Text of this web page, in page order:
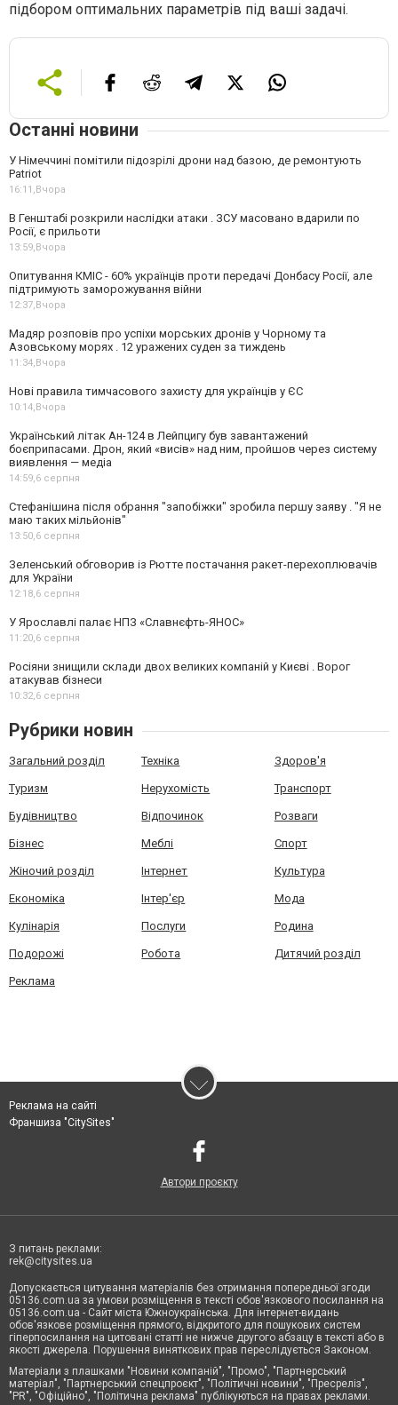
підбором оптимальних параметрів під ваші задачі.
Останні новини
У Німеччині помітили підозрілі дрони над базою, де ремонтують
Patriot
16:11, Вчора
В Генштабі розкрили наслідки атаки . ЗСУ масовано вдарили по
Росії, є прильоти
13:59, Вчора
Опитування КМІС - 60% українців проти передачі Донбасу Росії, але
підтримують заморожування війни
12:37, Вчора
Мадяр розповів про успіхи морських дронів у Чорному та
Азовському морях . 12 уражених суден за тиждень
11:34, Вчора
Нові правила тимчасового захисту для українців у ЄС
10:14, Вчора
Український літак Ан-124 в Лейпцигу був завантажений
боєприпасами. Дрон, який «висів» над ним, пройшов через систему
виявлення — медіа
14:59,6 серпня
Стефанішина після обрання "запобіжки" зробила першу заяву . "Я не
маю таких мільйонів"
13:50,6 серпня
Зеленський обговорив із Рютте постачання ракет-перехоплювачів
для України
12:18,6 серпня
У Ярославлі палає НПЗ «Славнєфть-ЯНОС»
11:20,6 серпня
Росіяни знищили склади двох великих компаній у Києві . Ворог
атакував бізнеси
10:32,6 серпня
Рубрики новин
Загальний розділ Техніка Здоров'я
Туризм Нерухомість Транспорт
Будівництво Відпочинок Розваги
Бізнес Меблі Спорт
Жіночий розділ Інтернет Культура
Економіка Інтер'єр Мода
Кулінарія Послуги Родина
Подорожі Робота Дитячий розділ
Реклама
Реклама на сайті
Франшиза "CitySites"
Автори проєкту
З питань реклами:
rek@citysites.ua
Допускається цитування матеріалів без отримання попередньої згоди
05136.com.ua за умови розміщення в тексті обов'язкового посилання на
05136.com.ua - Сайт міста Южноукраїнська. Для інтернет-видань
обов'язкове розміщення прямого, відкритого для пошукових систем
гіперпосилання на цитовані статті не нижче другого абзацу в тексті або в
якості джерела. Порушення виняткових прав переслідується Законом.
Матеріали з плашками "Новини компаній", "Промо", "Партнерський
матеріал", "Партнерський спецпроєкт", "Політичні новини", "Пресреліз",
"PR", "Офіційно", "Політична реклама" публікуються на правах реклами.